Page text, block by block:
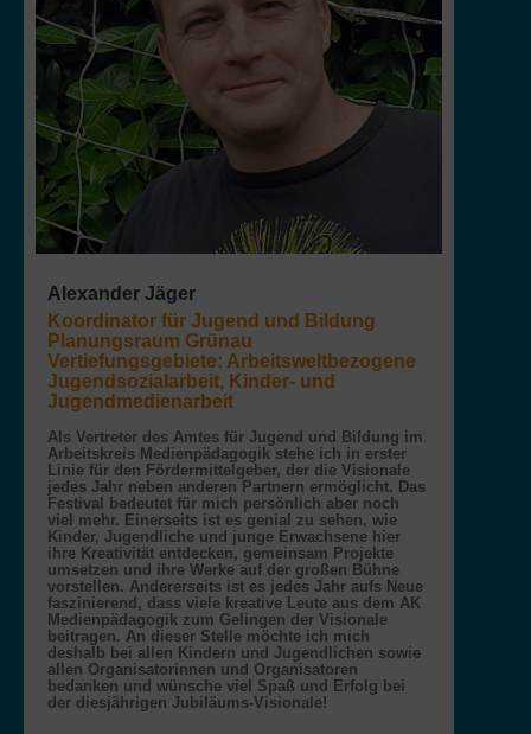
Alexander Jäger
Koordinator für Jugend und Bildung
Planungsraum Grünau
Vertiefungsgebiete: Arbeitsweltbezogene
Jugendsozialarbeit, Kinder- und
Jugendmedienarbeit
Als Vertreter des Amtes für Jugend und Bildung im
Arbeitskreis Medienpädagogik stehe ich in erster
Linie für den Fördermittelgeber, der die Visionale
jedes Jahr neben anderen Partnern ermöglicht. Das
Festival bedeutet für mich persönlich aber noch
viel mehr. Einerseits ist es genial zu sehen, wie
Kinder, Jugendliche und junge Erwachsene hier
ihre Kreativität entdecken, gemeinsam Projekte
umsetzen und ihre Werke auf der großen Bühne
vorstellen. Andererseits ist es jedes Jahr aufs Neue
faszinierend, dass viele kreative Leute aus dem AK
Medienpädagogik zum Gelingen der Visionale
beitragen. An dieser Stelle möchte ich mich
deshalb bei allen Kindern und Jugendlichen sowie
allen Organisatorinnen und Organisatoren
bedanken und wünsche viel Spaß und Erfolg bei
der diesjährigen Jubiläums-Visionale!